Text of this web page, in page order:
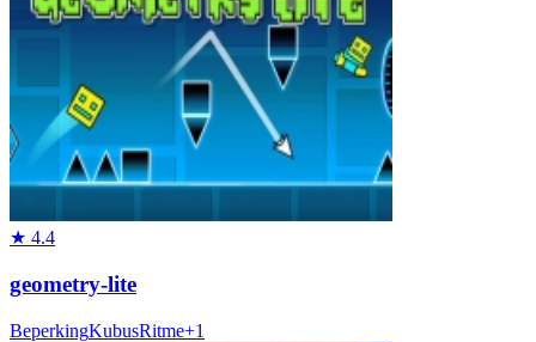
★ 4.4
geometry-lite
BeperkingKubusRitme+1